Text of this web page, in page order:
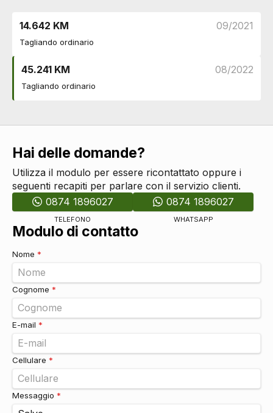
Interni
Airbag frontali
DI SERIE
Airbag laterali
Esc / electronic stability control
DI SERIE
Indicatore pressione pneumatici
Riconoscimento segnali stradali
DI SERIE
Limitatore di velocità
DI SERIE
Sistema di assistenza al mantenimento della corsia
DI SERIE
Freno a mano elettrico
Sistemi di assistenza
Sensori parcheggio
Vetri
Alzacristalli elettrici DI SERIE
14.642 KM 09/2021
Tagliando ordinario
45.241 KM 08/2022
Tagliando ordinario
Hai delle domande?
Utilizza il modulo per essere ricontattato oppure i
seguenti recapiti per parlare con il servizio clienti.
0874 1896027
TELEFONO
0874 1896027
WHATSAPP
Modulo di contatto
Nome *
Cognome *
E-mail *
Cellulare *
Messaggio *